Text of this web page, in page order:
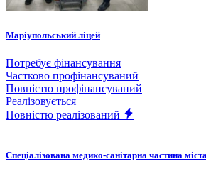
Маріупольський ліцей
Потребує фінансування
Частково профінансуваний
Повністю профінансуваний
Реалізовується
Повністю реалізований
Спеціалізована медико-санітарна частина